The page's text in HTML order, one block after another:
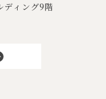
ディング9階